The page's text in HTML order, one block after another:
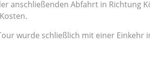
anschließenden Abfahrt in Richtung
wurde schließlich mit einer Einkehr